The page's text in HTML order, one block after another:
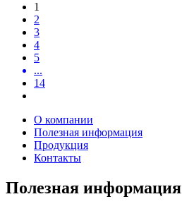
1
2
3
4
5
...
14
О компании
Полезная информация
Продукция
Контакты
Полезная информация